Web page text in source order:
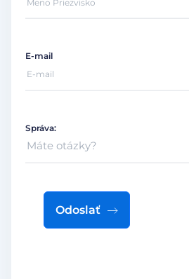
E-mail
Správa:
Odoslať